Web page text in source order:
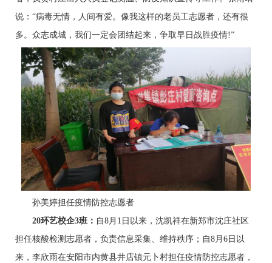
说：“病毒无情，人间有爱。像我这样的老员工志愿者，还有很
多。众志成城，我们一定会团结起来，争取早日战胜疫情!”
孙美婷担任疫情防控志愿者
20环艺校企3班： 自8月1日以来，沈凯祥在新郑市沈庄社区
担任核酸检测志愿者，负责信息采集、维持秩序；自8月6日以
来，李欣雨在安阳市内黄县井店镇元卜村担任疫情防控志愿者，